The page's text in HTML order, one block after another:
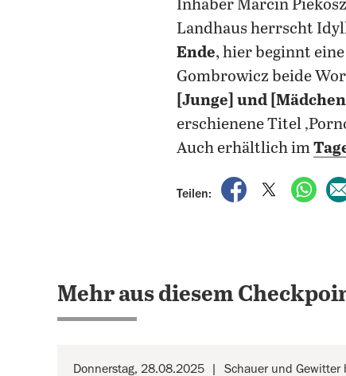
Inhaber Marcin
Landhaus herrscht
Ende, hier beginnt
Gombrowicz beide
[Junge] und
erschienene Titel
Auch erhältlich im
Teilen:
auf Facebook
auf X teilen
per
Mehr aus diesem
Donnerstag, 28.08.2025 Schauer und Gewitter